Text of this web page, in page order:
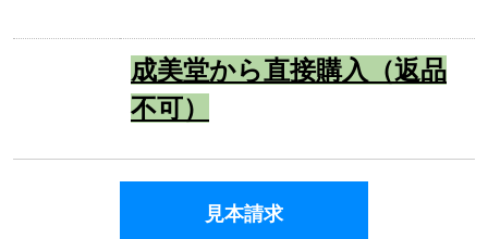
成美堂から直接購入（返品
不可）
見本請求